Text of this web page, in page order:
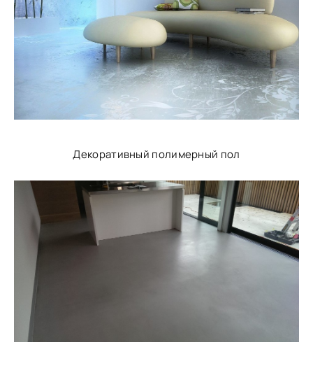
Декоративный полимерный пол